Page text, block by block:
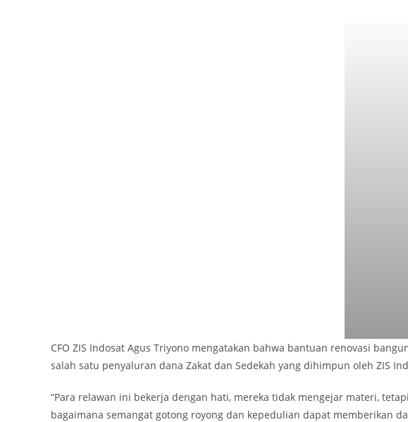
CFO ZIS Indosat Agus Triyono mengatakan bahwa bantuan renovasi
salah satu penyaluran dana Zakat dan Sedekah yang dihimpun oleh ZIS
“Para relawan ini bekerja dengan hati, mereka tidak mengejar materi,
bagaimana semangat gotong royong dan kepedulian dapat memberikan